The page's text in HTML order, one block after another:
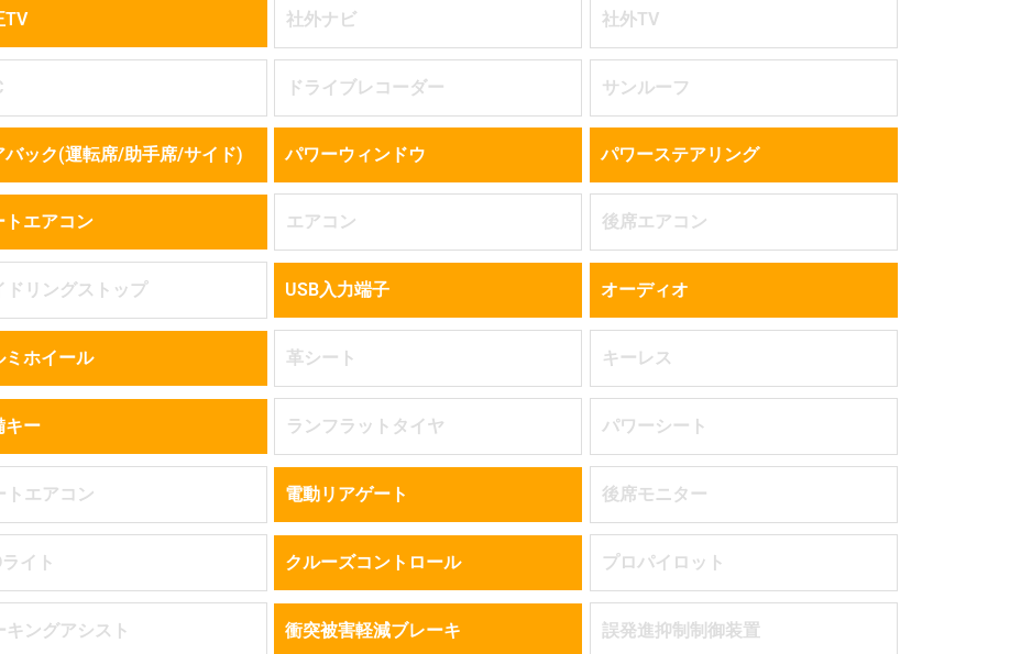
TV 社外ナビ 社外TV
ドライブレコーダー サンルーフ
バック(運転席/助手席/サイド) パワーウィンドウ パワーステアリング
トエアコン エアコン 後席エアコン
ドリングストップ USB入力端子 オーディオ
ミホイール 革シート キーレス
キー ランフラットタイヤ パワーシート
トエアコン 電動リアゲート 後席モニター
イト クルーズコントロール プロパイロット
キングアシスト 衝突被害軽減ブレーキ 誤発進抑制制御装置